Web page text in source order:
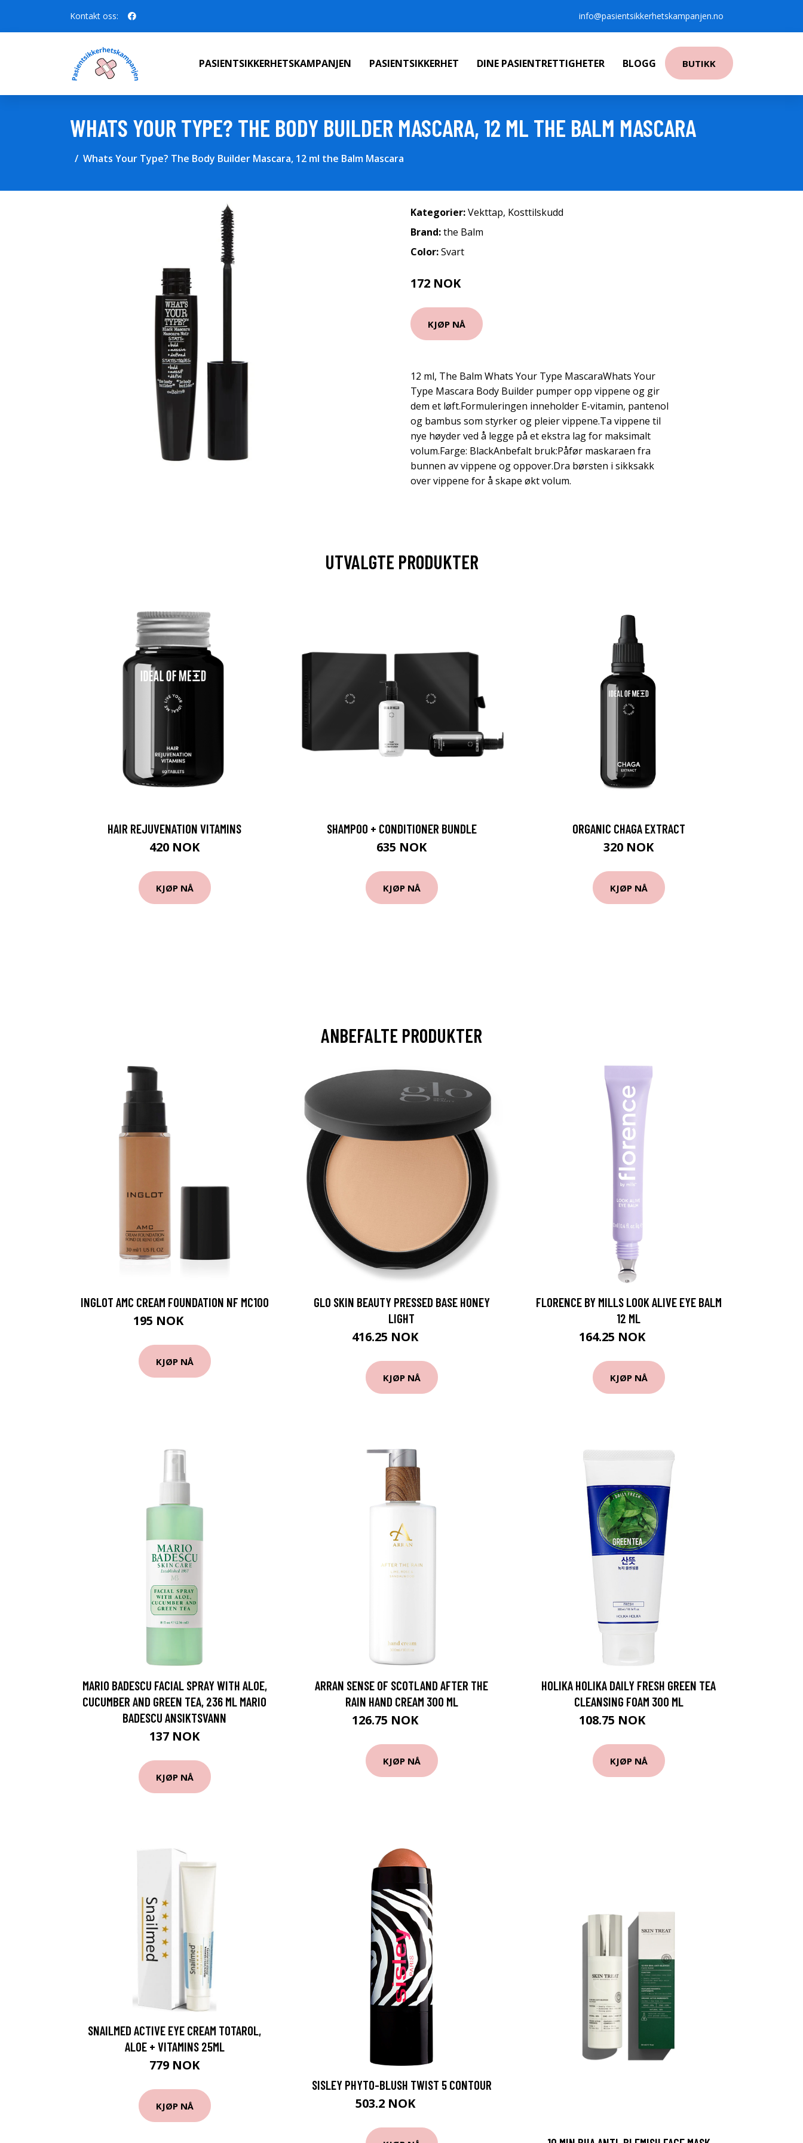
Kontakt oss: info@pasientsikkerhetskampanjen.no
PASIENTSIKKERHETSKAMPANJEN PASIENTSIKKERHET DINE PASIENTRETTIGHETER BLOGG BUTIKK
WHATS YOUR TYPE? THE BODY BUILDER MASCARA, 12 ML THE BALM MASCARA
Whats Your Type? The Body Builder Mascara, 12 ml the Balm Mascara
Kategorier:Vekttap, Kosttilskudd
Brand:the Balm
Color:Svart
172 NOK
KJØP NÅ
12 ml, The Balm Whats Your Type MascaraWhats Your
Type Mascara Body Builder pumper opp vippene og gir
dem et løft.Formuleringen inneholder E-vitamin, pantenol
og bambus som styrker og pleier vippene.Ta vippene til
nye høyder ved å legge på et ekstra lag for maksimalt
volum.Farge: BlackAnbefalt bruk:Påfør maskaraen fra
bunnen av vippene og oppover.Dra børsten i sikksakk
over vippene for å skape økt volum.
UTVALGTE PRODUKTER
HAIR REJUVENATION VITAMINS
420 NOK
KJØP NÅ
SHAMPOO + CONDITIONER BUNDLE
635 NOK
KJØP NÅ
ORGANIC CHAGA EXTRACT
320 NOK
KJØP NÅ
ANBEFALTE PRODUKTER
INGLOT AMC CREAM FOUNDATION NF MC100
195 NOK
KJØP NÅ
GLO SKIN BEAUTY PRESSED BASE HONEY
LIGHT
416.25 NOK
KJØP NÅ
FLORENCE BY MILLS LOOK ALIVE EYE BALM
12 ML
164.25 NOK
KJØP NÅ
MARIO BADESCU FACIAL SPRAY WITH ALOE,
CUCUMBER AND GREEN TEA, 236 ML MARIO
BADESCU ANSIKTSVANN
137 NOK
KJØP NÅ
ARRAN SENSE OF SCOTLAND AFTER THE
RAIN HAND CREAM 300 ML
126.75 NOK
KJØP NÅ
HOLIKA HOLIKA DAILY FRESH GREEN TEA
CLEANSING FOAM 300 ML
108.75 NOK
KJØP NÅ
SNAILMED ACTIVE EYE CREAM TOTAROL,
ALOE + VITAMINS 25ML
779 NOK
KJØP NÅ
SISLEY PHYTO-BLUSH TWIST 5 CONTOUR
503.2 NOK